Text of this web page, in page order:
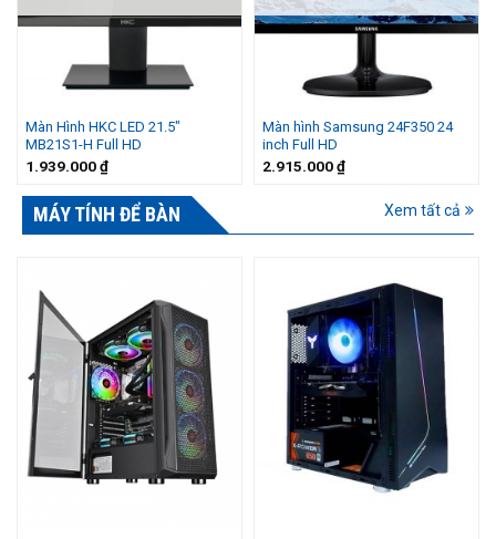
Màn Hình HKC LED 21.5″
MB21S1-H Full HD
1.939.000₫
Màn hình Samsung 24F350 24
inch Full HD
2.915.000₫
MÁY TÍNH ĐỂ BÀN Xem tất cả